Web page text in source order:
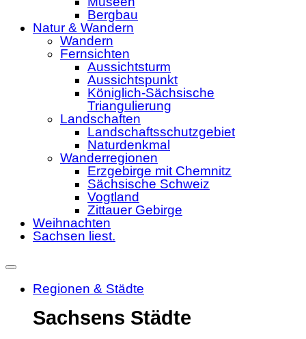
Bergbau
Natur & Wandern
Wandern
Fernsichten
Aussichtsturm
Aussichtspunkt
Königlich-Sächsische
Triangulierung
Landschaften
Landschaftsschutzgebiet
Naturdenkmal
Wanderregionen
Erzgebirge mit Chemnitz
Sächsische Schweiz
Vogtland
Zittauer Gebirge
Weihnachten
Sachsen liest.
Regionen & Städte
Sachsens Städte